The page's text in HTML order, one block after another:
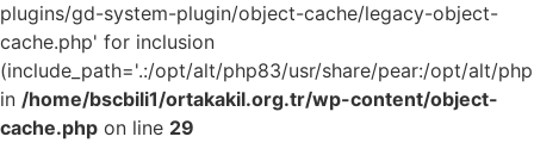
plugins/gd-system-plugin/object-cache/legacy-object-
cache.php' for inclusion
(include_path='.:/opt/alt/php83/usr/share/pear:/opt/alt/
in /home/bscbili1/ortakakil.org.tr/wp-content/object-
cache.php on line 29